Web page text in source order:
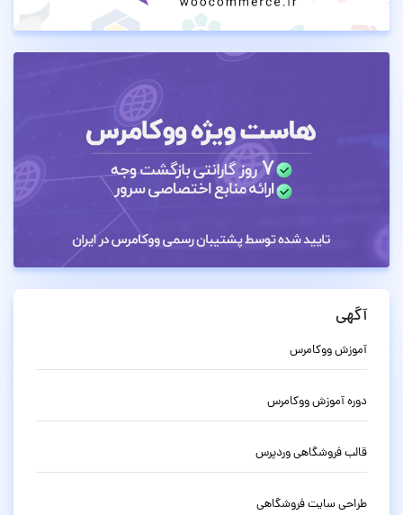
آگهی
آموزش ووکامرس
دوره آموزش ووکامرس
قالب فروشگاهی وردپرس
طراحی سایت فروشگاهی